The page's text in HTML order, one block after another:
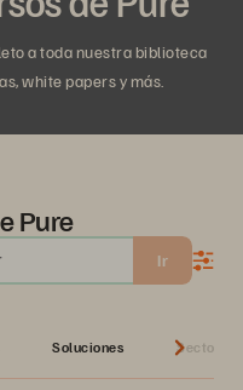
a toda nuestra biblioteca
white papers y más.
Pure
Ir
Soluciones Sectores